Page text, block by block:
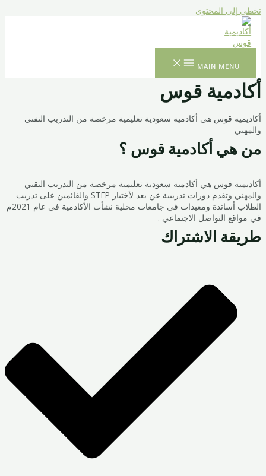
تخطي إلى المحتوى
MAIN MENU
أكادمية قوس
أكاديمية قوس هي أكادمية سعودية تعليمية مرخصة من التدريب التفني
والمهني
من هي أكادمية قوس ؟
أكاديمية قوس هي أكادمية سعودية تعليمية مرخصة من التدريب التقني
والمهني وتقدم دورات تدريبية عن بعد لأختبار STEP والقائمين على تدريب
الطلاب أساتذة ومعيدات في جامعات محلية نشأت الأكادمية في عام 2021م
في مواقع التواصل الاجتماعي .
طريقة الاشتراك